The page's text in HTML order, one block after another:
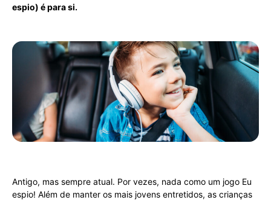
espio) é para si.
Antigo, mas sempre atual. Por vezes, nada como um jogo Eu
espio! Além de manter os mais jovens entretidos, as crianças